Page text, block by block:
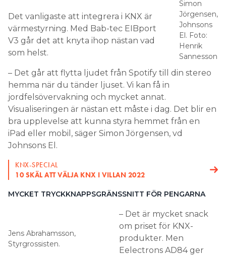
Simon
Jörgensen,
Johnsons
El. Foto:
Henrik
Sannesson
Det vanligaste att integrera i KNX är
värmestyrning. Med Bab-tec EIBport
V3 går det att knyta ihop nästan vad
som helst.
– Det går att flytta ljudet från Spotify till din stereo
hemma när du tänder ljuset. Vi kan få in
jordfelsövervakning och mycket annat.
Visualiseringen är nästan ett måste i dag. Det blir en
bra upplevelse att kunna styra hemmet från en
iPad eller mobil, säger Simon Jörgensen, vd
Johnsons El.
KNX-SPECIAL
10 SKÄL ATT VÄLJA KNX I VILLAN 2022
MYCKET TRYCKKNAPPSGRÄNSSNITT FÖR PENGARNA
Jens Abrahamsson,
Styrgrossisten.
– Det är mycket snack
om priset för KNX-
produkter. Men
Eelectrons AD84 ger